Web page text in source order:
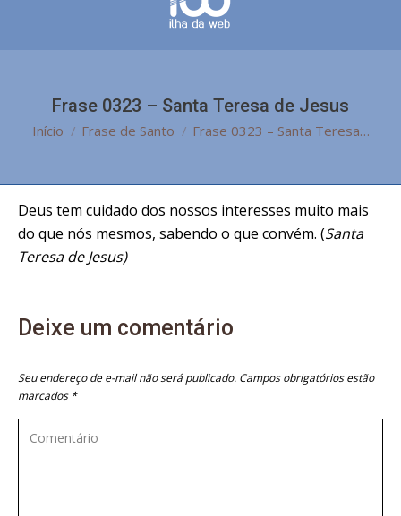
Frase 0323 – Santa Teresa de Jesus
Você está aqui:
Início Frase de Santo Frase 0323 – Santa Teresa…
Deus tem cuidado dos nossos interesses muito mais
do que nós mesmos, sabendo o que convém. (Santa
Teresa de Jesus)
Deixe um comentário
Seu endereço de e-mail não será publicado. Campos obrigatórios estão
marcados *
Comentário